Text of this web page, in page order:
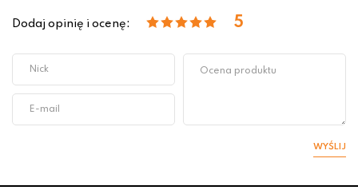
Dodaj opinię i ocenę: 5
WYŚLIJ